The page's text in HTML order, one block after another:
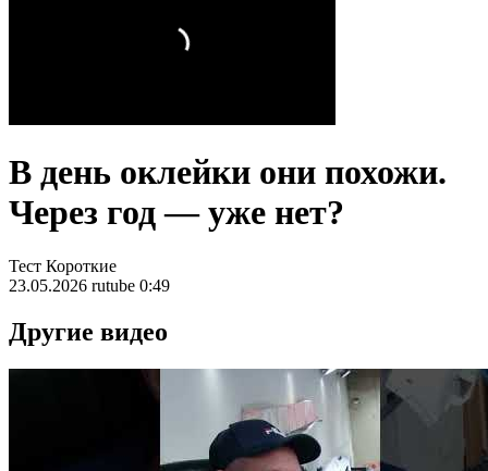
В день оклейки они похожи.
Через год — уже нет?
Тест Короткие
23.05.2026 rutube 0:49
Другие видео